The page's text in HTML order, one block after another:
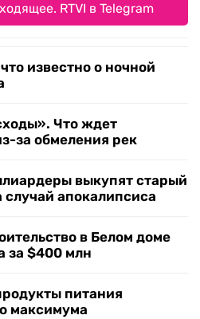
RTVI в Telegram
известно о ночной
Что ждет
за обмеления рек
выкупят старый
апокалипсиса
в Белом доме
за $400 млн
питания
максимума